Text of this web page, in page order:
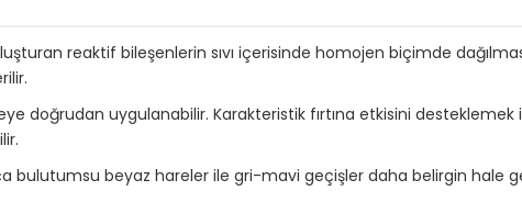
reaktif bileşenlerin sıvı içerisinde homojen biçimde
doğrudan uygulanabilir. Karakteristik fırtına etkisini
bulutumsu beyaz hareler ile gri-mavi geçişler daha belirgin hale